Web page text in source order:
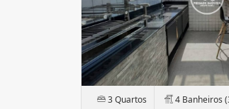
3 Quartos 4 Banheiros